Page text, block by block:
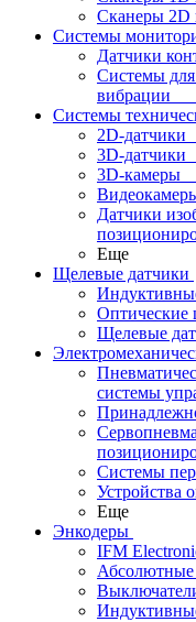
Сканеры 2D
Системы
Датчики
Системы
вибрации
Системы
2D-датчики
3D-датчики
3D-камеры
Датчики
Еще
Щелевые датчики
Оптические
Щелевые
системы
Системы
Устройства
Еще
Энкодеры
IFM
Абсолютные